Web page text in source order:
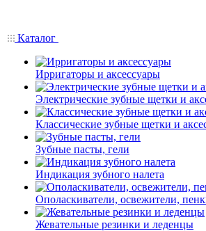
Каталог
Ирригаторы и аксессуары
Электрические зубные щетки и
Классические зубные щетки и
Зубные пасты, гели
Индикация зубного налета
Ополаскиватели, освежители,
Жевательные резинки и леденцы